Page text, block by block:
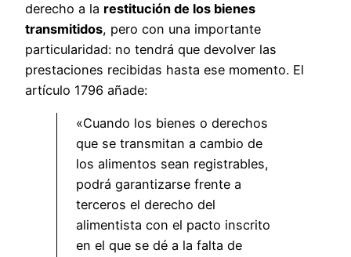
derecho a la restitución de los bienes
transmitidos, pero con una importante
particularidad: no tendrá que devolver las
prestaciones recibidas hasta ese momento. El
artículo 1796 añade:
«Cuando los bienes o derechos
que se transmitan a cambio de
los alimentos sean registrables,
podrá garantizarse frente a
terceros el derecho del
alimentista con el pacto inscrito
en el que se dé a la falta de